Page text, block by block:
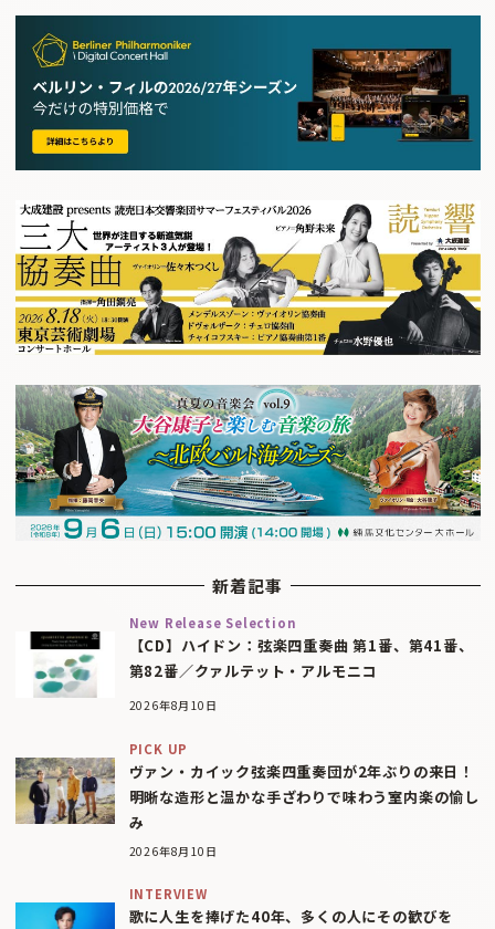
新着記事
New Release Selection
【CD】ハイドン：弦楽四重奏曲 第1番、第41番、
第82番／クァルテット・アルモニコ
2026年8月10日
PICK UP
ヴァン・カイック弦楽四重奏団が2年ぶりの来日！
明晰な造形と温かな手ざわりで味わう室内楽の愉し
み
2026年8月10日
INTERVIEW
歌に人生を捧げた40年、多くの人にその歓びを